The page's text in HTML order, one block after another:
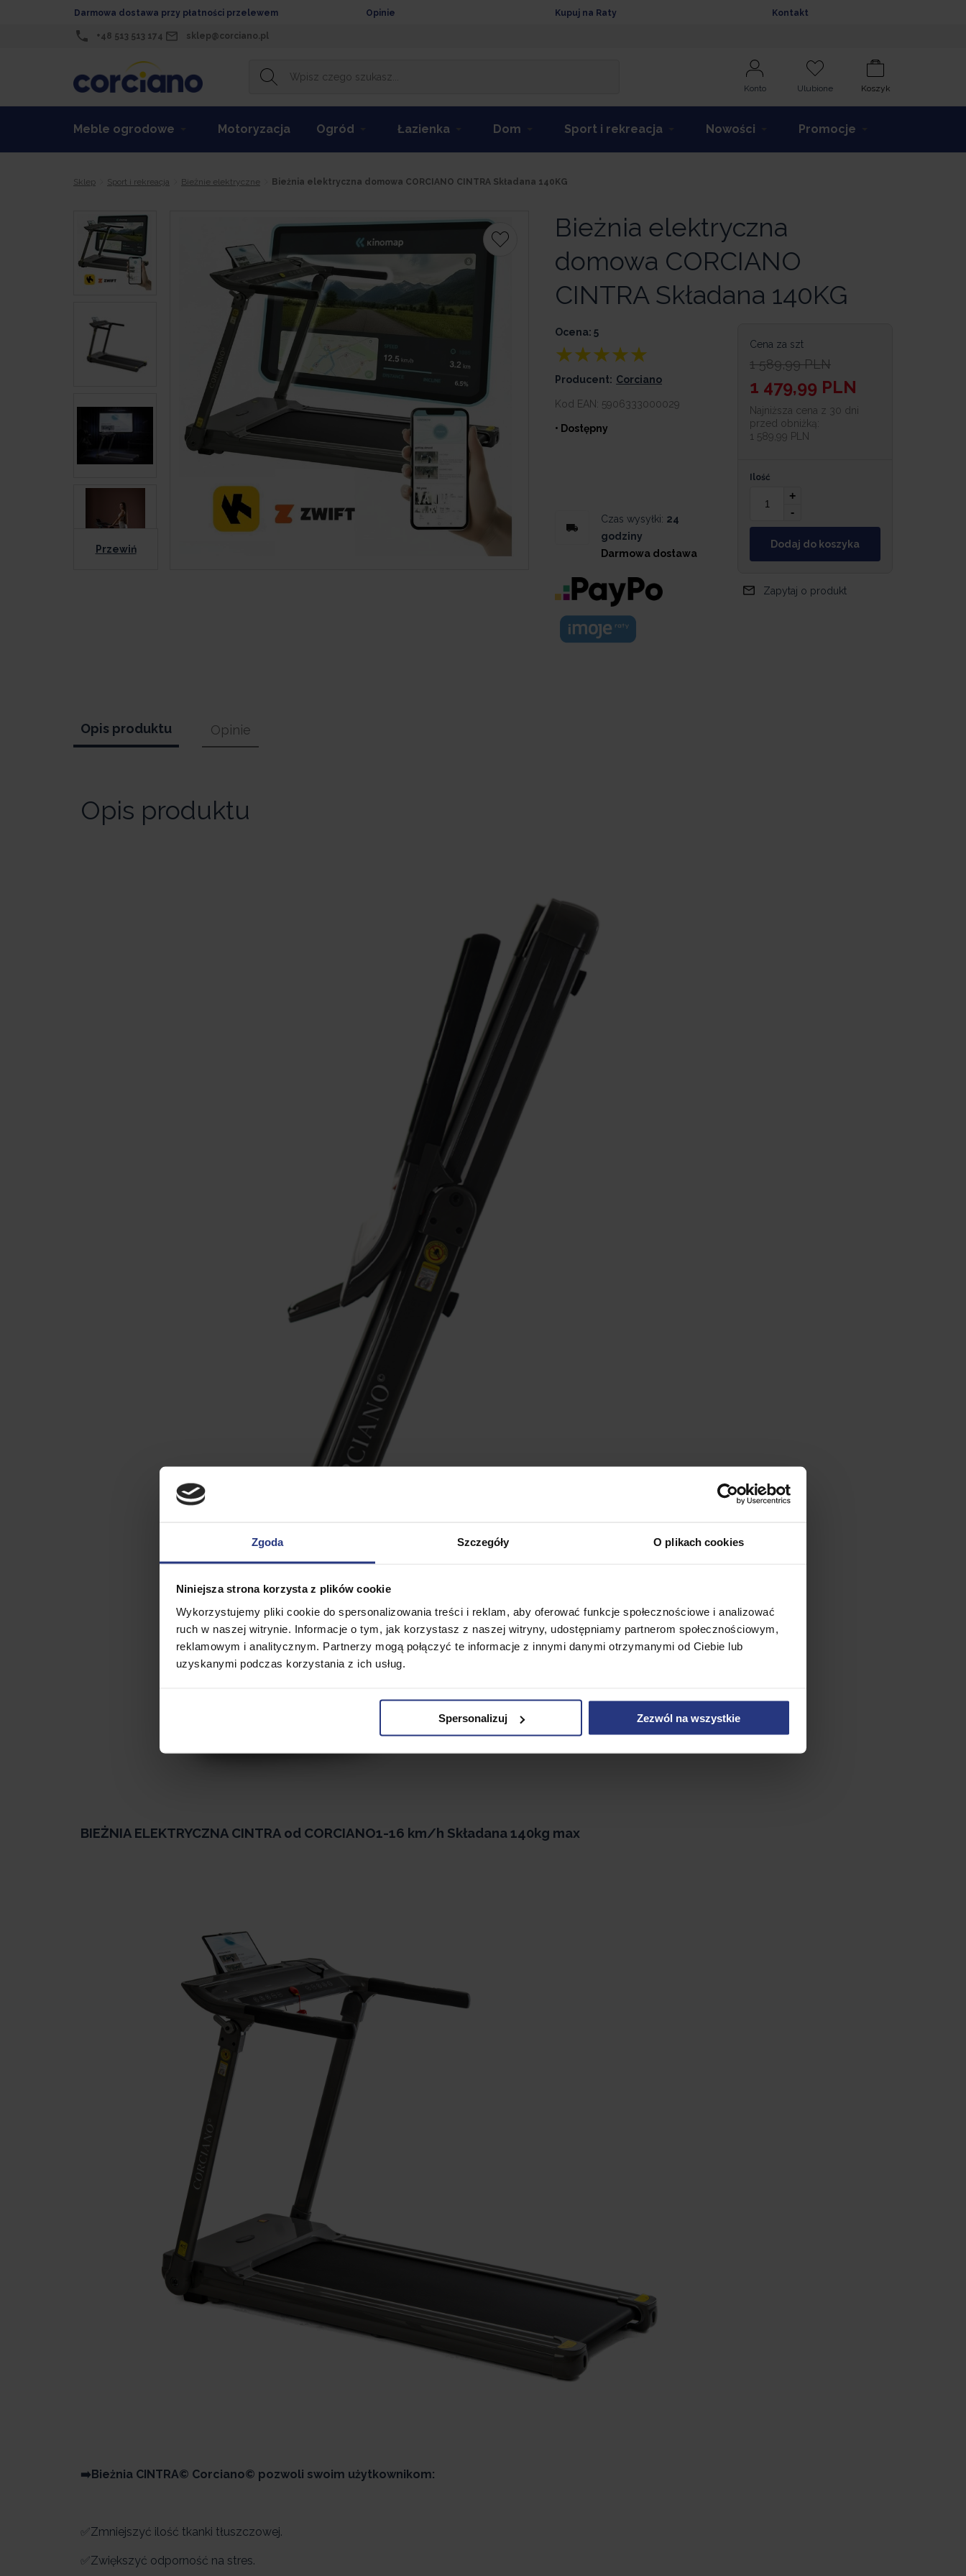
Zgoda Szczegóły O plikach cookies
Niniejsza strona korzysta z plików cookie
Wykorzystujemy pliki cookie do spersonalizowania treści i reklam, aby oferować funkcje społecznościowe i analizować
ruch w naszej witrynie. Informacje o tym, jak korzystasz z naszej witryny, udostępniamy partnerom społecznościowym,
reklamowym i analitycznym. Partnerzy mogą połączyć te informacje z innymi danymi otrzymanymi od Ciebie lub
uzyskanymi podczas korzystania z ich usług.
Spersonalizuj Zezwól na wszystkie
Darmowa dostawa przy płatności przelewem Opinie Kupuj na Raty Kontakt
+48 513 513 174 sklep@corciano.pl
Konto Ulubione Koszyk
Meble ogrodowe Motoryzacja Ogród Łazienka Dom Sport i rekreacja Nowości Promocje
Sklep Sport i rekreacja Bieżnie elektryczne Bieżnia elektryczna domowa CORCIANO CINTRA Składana 140KG
Przewiń
Bieżnia elektryczna
domowa CORCIANO
CINTRA Składana 140KG
Ocena: 5
Producent: Corciano
Kod EAN: 5906333000029
• Dostępny
Czas wysyłki: 24
godziny
Darmowa dostawa
Opis produktu Opinie
Opis produktu
BIEŻNIA ELEKTRYCZNA CINTRA od CORCIANO1-16 km/h Składana 140kg max
➡️Bieżnia CINTRA© Corciano© pozwoli swoim użytkownikom:
✅Zmniejszyć ilość tkanki tłuszczowej.
✅Zwiększyć odporność na stres.
Cena za szt
1 589,99 PLN
1 479,99 PLN
Najniższa cena z 30 dni
przed obniżką:
1 589,99 PLN
Ilość
+
-
Dodaj do koszyka
Zapytaj o produkt